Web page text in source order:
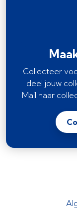
Collecteer
deel jouw
Mail naar